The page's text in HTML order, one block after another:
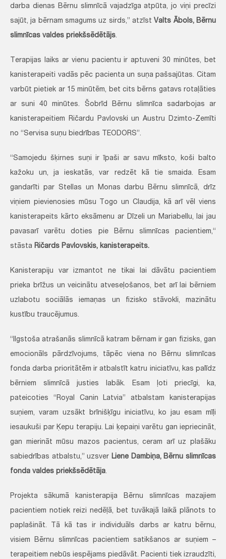
darba dienas Bērnu slimnīcā vajadzīga atpūta, jo viņi precīzi
sajūt, ja bērnam smagums uz sirds,” atzīst Valts Ābols, Bērnu
slimnīcas valdes priekšsēdētājs.
Terapijas laiks ar vienu pacientu ir aptuveni 30 minūtes, bet
kanisterapeiti vadās pēc pacienta un suņa pašsajūtas. Citam
varbūt pietiek ar 15 minūtēm, bet cits bērns gatavs rotaļāties
ar suni 40 minūtes. Šobrīd Bērnu slimnīca sadarbojas ar
kanisterapeitiem Ričardu Pavlovski un Austru Dzimto-Zemīti
no “Servisa suņu biedrības TEODORS”.
“Samojedu šķirnes suņi ir īpaši ar savu mīksto, koši balto
kažoku un, ja ieskatās, var redzēt kā tie smaida. Esam
gandarīti par Stellas un Monas darbu Bērnu slimnīcā, drīz
viņiem pievienosies mūsu Togo un Claudija, kā arī vēl viens
kanisterapeits kārto eksāmenu ar Dīzeli un Mariabellu, lai jau
pavasarī varētu doties pie Bērnu slimnīcas pacientiem,“
stāsta Ričards Pavlovskis, kanisterapeits.
Kanisterapiju var izmantot ne tikai lai dāvātu pacientiem
prieka brīžus un veicinātu atveseļošanos, bet arī lai bērniem
uzlabotu sociālās iemaņas un fizisko stāvokli, mazinātu
kustību traucējumus.
“Ilgstoša atrašanās slimnīcā katram bērnam ir gan fizisks, gan
emocionāls pārdzīvojums, tāpēc viena no Bērnu slimnīcas
fonda darba prioritātēm ir atbalstīt katru iniciatīvu, kas palīdz
bērniem slimnīcā justies labāk. Esam ļoti priecīgi, ka,
pateicoties “Royal Canin Latvia” atbalstam kanisterapijas
suņiem, varam uzsākt brīnišķīgu iniciatīvu, ko jau esam mīļi
iesaukuši par Ķepu terapiju. Lai ķepaiņi varētu gan iepriecināt,
gan mierināt mūsu mazos pacientus, ceram arī uz plašāku
sabiedrības atbalstu,” uzsver Liene Dambiņa, Bērnu slimnīcas
fonda valdes priekšsēdētāja.
Projekta sākumā kanisterapija Bērnu slimnīcas mazajiem
pacientiem notiek reizi nedēļā, bet tuvākajā laikā plānots to
paplašināt. Tā kā tas ir individuāls darbs ar katru bērnu,
visiem Bērnu slimnīcas pacientiem satikšanos ar suņiem –
terapeitiem nebūs iespējams piedāvāt. Pacienti tiek izraudzīti,